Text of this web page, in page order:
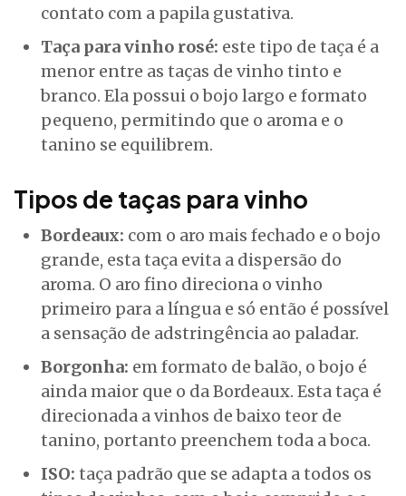
contato com a papila gustativa.
Taça para vinho rosé: este tipo de taça é a
menor entre as taças de vinho tinto e
branco. Ela possui o bojo largo e formato
pequeno, permitindo que o aroma e o
tanino se equilibrem.
Tipos de taças para vinho
Bordeaux: com o aro mais fechado e o bojo
grande, esta taça evita a dispersão do
aroma. O aro fino direciona o vinho
primeiro para a língua e só então é possível
a sensação de adstringência ao paladar.
Borgonha: em formato de balão, o bojo é
ainda maior que o da Bordeaux. Esta taça é
direcionada a vinhos de baixo teor de
tanino, portanto preenchem toda a boca.
ISO: taça padrão que se adapta a todos os